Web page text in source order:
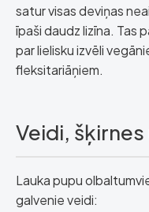
satur visas deviņas
īpaši daudz lizīna. Tas
par lielisku izvēli
fleksitariāņiem.
Veidi,
Lauka pupu
galvenie veidi: